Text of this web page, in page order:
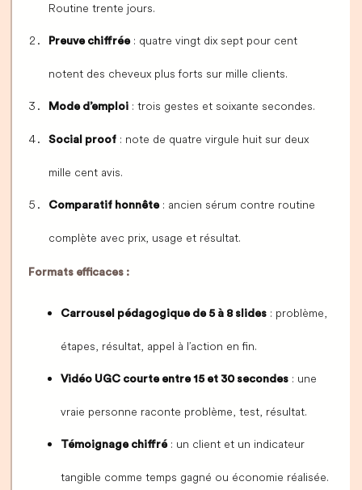
Routine trente jours.
Preuve chiffrée: quatre vingt dix sept pour cent
notent des cheveux plus forts sur mille clients.
Mode d’emploi : trois gestes et soixante secondes.
Social proof : note de quatre virgule huit sur deux
mille cent avis.
Comparatif honnête: ancien sérum contre routine
complète avec prix, usage et résultat.
Formats efficaces :
Carrousel pédagogique de 5 à 8 slides : problème,
étapes, résultat, appel à l’action en fin.
Vidéo UGC courte entre 15 et 30 secondes : une
vraie personne raconte problème, test, résultat.
Témoignage chiffré: un client et un indicateur
tangible comme temps gagné ou économie réalisée.